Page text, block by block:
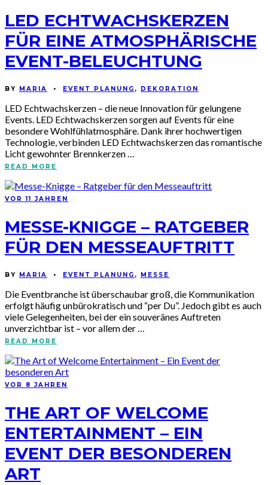
LED ECHTWACHSKERZEN
FÜR EINE ATMOSPHÄRISCHE
EVENT-BELEUCHTUNG
BY MARIA • EVENT PLANUNG , DEKORATION
LED Echtwachskerzen – die neue Innovation für gelungene
Events. LED Echtwachskerzen sorgen auf Events für eine
besondere Wohlfühlatmosphäre. Dank ihrer hochwertigen
Technologie, verbinden LED Echtwachskerzen das romantische
Licht gewohnter Brennkerzen …
READ MORE
VOR 11 JAHREN
MESSE-KNIGGE – RATGEBER
FÜR DEN MESSEAUFTRITT
BY MARIA • EVENT PLANUNG , MESSE
Die Eventbranche ist überschaubar groß, die Kommunikation
erfolgt häufig unbürokratisch und “per Du”. Jedoch gibt es auch
viele Gelegenheiten, bei der ein souveränes Auftreten
unverzichtbar ist – vor allem der …
READ MORE
VOR 8 JAHREN
THE ART OF WELCOME
ENTERTAINMENT – EIN
EVENT DER BESONDEREN
ART